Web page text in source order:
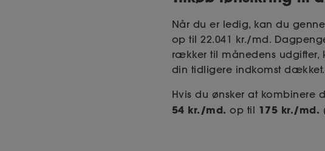
Når du er ledig, kan du
op til 22.041 kr./md.
rækker til månedens
din tidligere indkomst dækket.
Hvis du ønsker at kombinere
54 kr./md. op til 175 kr./md.